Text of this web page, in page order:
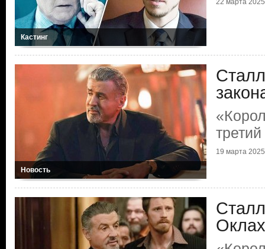
Кастинг
22 марта 2025
Новость
19 марта 2025